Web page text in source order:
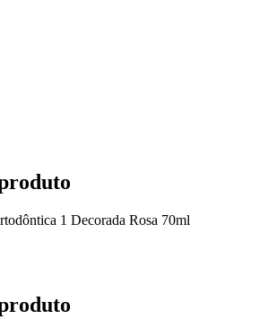
1 Decorada Rosa 70ml